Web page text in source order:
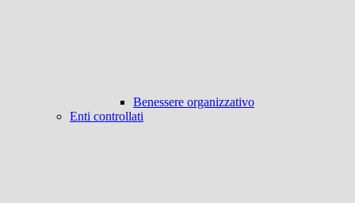
Benessere organizzativo
Enti controllati